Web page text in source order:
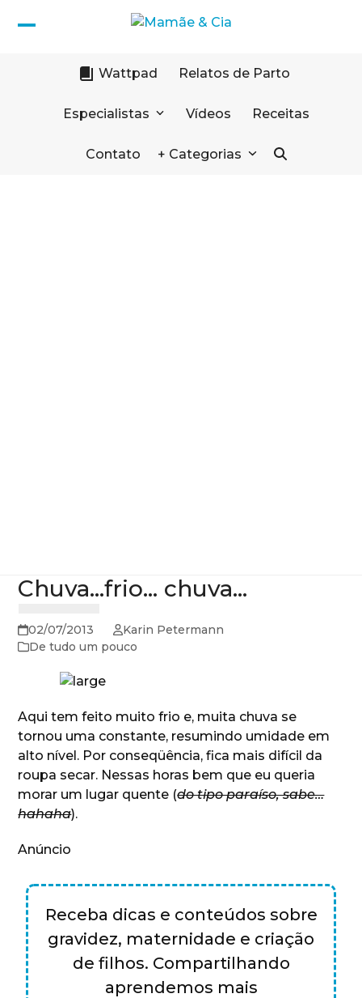
mobile
mobile
Wattpad Relatos de Parto
Especialistas Vídeos Receitas
Contato + Categorias
Chuva…frio… chuva…
02/07/2013
Karin Petermann
De tudo um pouco
Aqui tem feito muito frio e, muita chuva se
tornou uma constante, resumindo umidade em
alto nível. Por conseqüência, fica mais difícil da
roupa secar. Nessas horas bem que eu queria
morar um lugar quente (do tipo paraíso, sabe…
hahaha).
Anúncio
Receba dicas e conteúdos sobre
gravidez, maternidade e criação
de filhos. Compartilhando
aprendemos mais